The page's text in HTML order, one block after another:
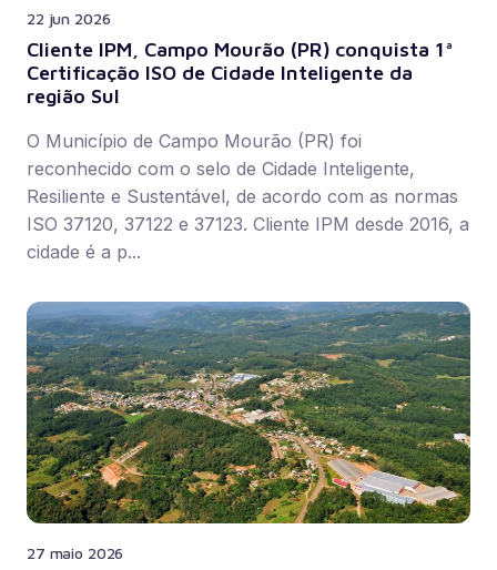
22 jun 2026
Cliente IPM, Campo Mourão (PR) conquista 1ª
Certificação ISO de Cidade Inteligente da
região Sul
O Município de Campo Mourão (PR) foi
reconhecido com o selo de Cidade Inteligente,
Resiliente e Sustentável, de acordo com as normas
ISO 37120, 37122 e 37123. Cliente IPM desde 2016, a
cidade é a p...
27 maio 2026